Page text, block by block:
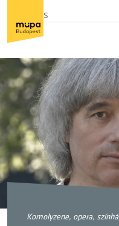
komolyzene, opera,